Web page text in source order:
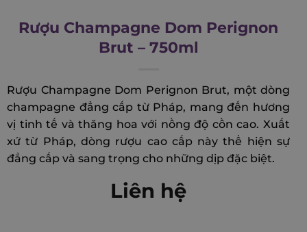
Rượu Champagne Dom Perignon
Brut – 750ml
Rượu Champagne Dom Perignon Brut, một dòng
champagne đẳng cấp từ Pháp, mang đến hương
vị tinh tế và thăng hoa với nồng độ cồn cao. Xuất
xứ từ Pháp, dòng rượu cao cấp này thể hiện sự
đẳng cấp và sang trọng cho những dịp đặc biệt.
Liên hệ